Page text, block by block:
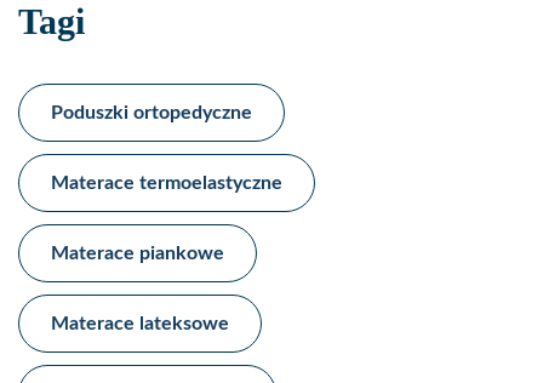
Tagi
Poduszki ortopedyczne
Materace termoelastyczne​
Materace piankowe​
Materace lateksowe​